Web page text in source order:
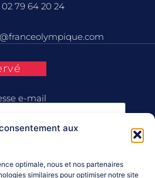
aux
optimale, nous et nos partenaires
similaires pour optimiser notre site
02 79 64 20 24
e-mail